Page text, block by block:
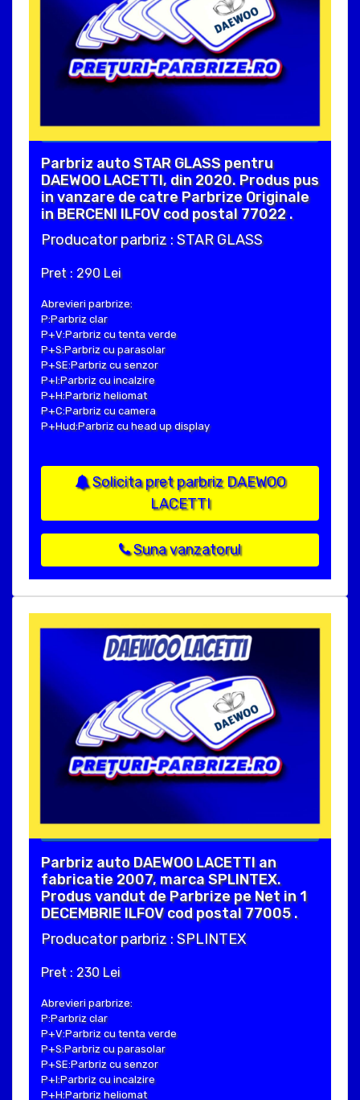
Parbriz auto STAR GLASS pentru
DAEWOO LACETTI, din 2020. Produs pus
in vanzare de catre Parbrize Originale
in BERCENI ILFOV cod postal 77022 .
Producator parbriz : STAR GLASS
Pret : 290 Lei
Abrevieri parbrize:
P:Parbriz clar
P+V:Parbriz cu tenta verde
P+S:Parbriz cu parasolar
P+SE:Parbriz cu senzor
P+I:Parbriz cu incalzire
P+H:Parbriz heliomat
P+C:Parbriz cu camera
P+Hud:Parbriz cu head up display
Solicita pret parbriz DAEWOO
LACETTI
Suna vanzatorul
Parbriz auto DAEWOO LACETTI an
fabricatie 2007, marca SPLINTEX.
Produs vandut de Parbrize pe Net in 1
DECEMBRIE ILFOV cod postal 77005 .
Producator parbriz : SPLINTEX
Pret : 230 Lei
Abrevieri parbrize:
P:Parbriz clar
P+V:Parbriz cu tenta verde
P+S:Parbriz cu parasolar
P+SE:Parbriz cu senzor
P+I:Parbriz cu incalzire
P+H:Parbriz heliomat